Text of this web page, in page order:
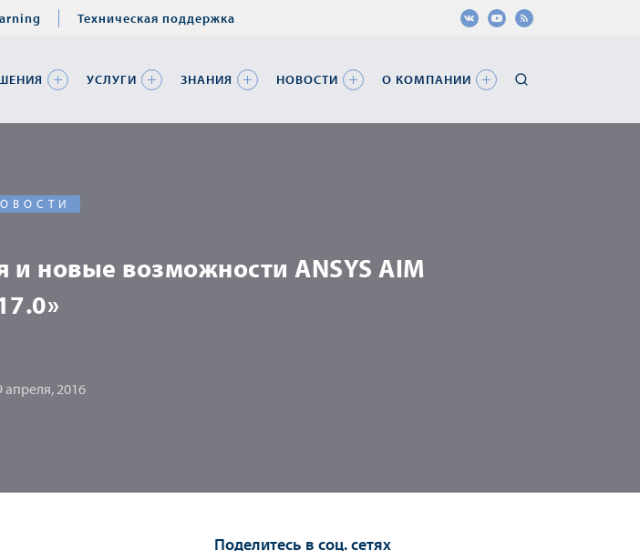
Техническая поддержка
УСЛУГИ ЗНАНИЯ НОВОСТИ О КОМПАНИИ
новые возможности ANSYS AIM
апреля, 2016
Поделитесь в соц. сетях